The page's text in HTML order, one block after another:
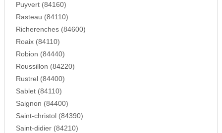
Puyvert (84160)
Rasteau (84110)
Richerenches (84600)
Roaix (84110)
Robion (84440)
Roussillon (84220)
Rustrel (84400)
Sablet (84110)
Saignon (84400)
Saint-christol (84390)
Saint-didier (84210)